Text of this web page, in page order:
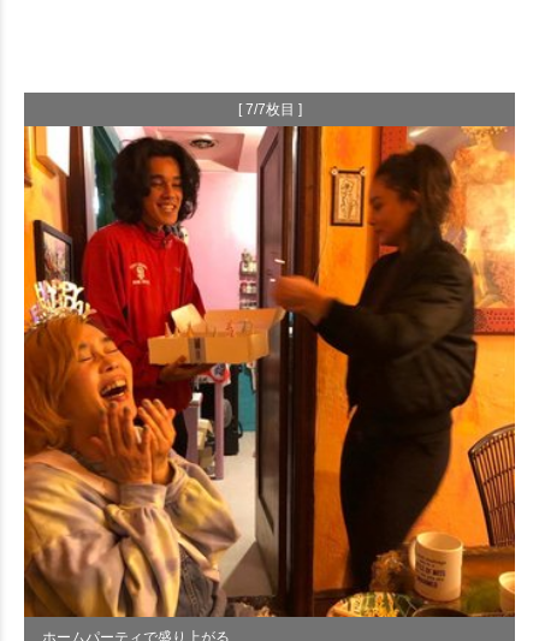
[ 7/7枚目 ]
ホームパーティで盛り上がる